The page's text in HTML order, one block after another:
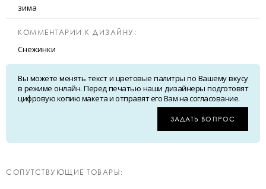
зима
КОММЕНТАРИИ К ДИЗАЙНУ:
Снежинки
Вы можете менять текст и цветовые палитры по Вашему вкусу
в режиме онлайн. Перед печатью наши дизайнеры подготовят
цифровую копию макета и отправят его Вам на согласование.
ЗАДАТЬ ВОПРОС
CОПУТСТВУЮЩИЕ ТОВАРЫ: